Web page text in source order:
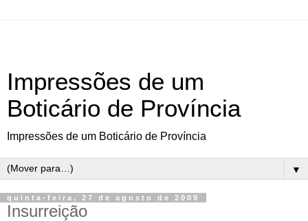
Impressões de um
Boticário de Província
Impressões de um Boticário de Província
▼
quinta-feira, 27 de agosto de 2009
Insurreição